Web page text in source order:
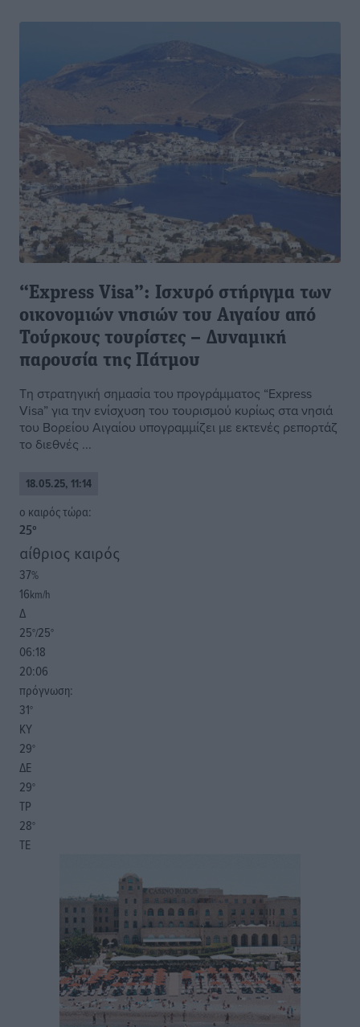
“Express Visa”: Ισχυρό στήριγμα των
οικονομιών νησιών του Αιγαίου από
Τούρκους τουρίστες – Δυναμική
παρουσία της Πάτμου
Τη στρατηγική σημασία του προγράμματος “Express
Visa” για την ενίσχυση του τουρισμού κυρίως στα νησιά
του Βορείου Αιγαίου υπογραμμίζει με εκτενές ρεπορτάζ
το διεθνές ...
18.05.25, 11:14
o καιρός τώρα:
25°
αίθριος καιρός
37%
16km/h
Δ
25°/25°
06:18
20:06
πρόγνωση:
31°
ΚΥ
29°
ΔΕ
29°
ΤΡ
28°
ΤΕ